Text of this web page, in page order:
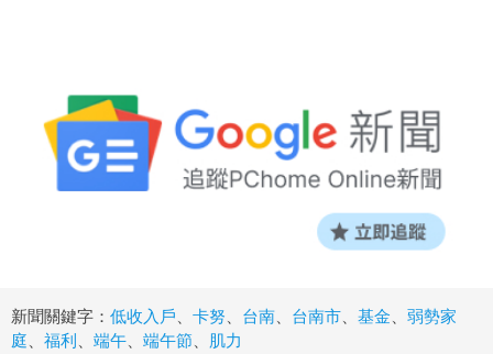
新聞關鍵字： 低收入戶 卡努 台南 台南市 基金
弱勢家
庭
福利 端午 端午節 肌力